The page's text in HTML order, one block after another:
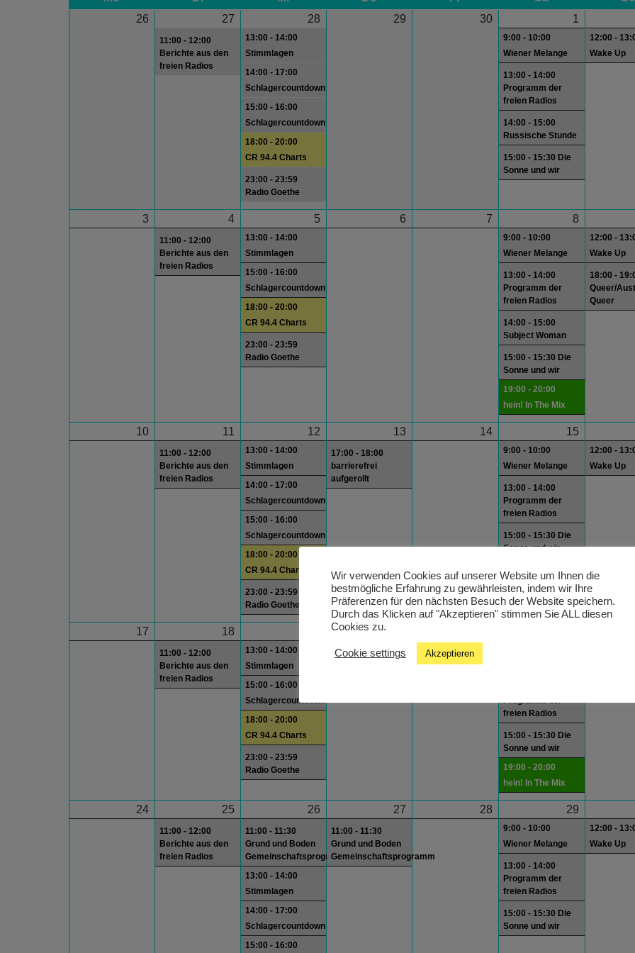
26
27
11:00 - 12:00
Berichte aus den
freien Radios
28
13:00 - 14:00
Stimmlagen
14:00 - 17:00
Schlagercountdown
15:00 - 16:00
Schlagercountdown
18:00 - 20:00
CR 94.4 Charts
23:00 - 23:59
Radio Goethe
29 30 1
9:00 - 10:00
Wiener Melange
13:00 - 14:00
Programm der
freien Radios
14:00 - 15:00
Russische Stunde
15:00 - 15:30 Die
Sonne und wir
12:00 -
Wake Up
3 4
11:00 - 12:00
Berichte aus den
freien Radios
5
13:00 - 14:00
Stimmlagen
15:00 - 16:00
Schlagercountdown
18:00 - 20:00
CR 94.4 Charts
23:00 - 23:59
Radio Goethe
6 7 8
9:00 - 10:00
Wiener Melange
13:00 - 14:00
Programm der
freien Radios
14:00 - 15:00
Subject Woman
15:00 - 15:30 Die
Sonne und wir
19:00 - 20:00
hein! In The Mix
12:00 -
Wake Up
18:00 -
Queer/
Queer
10 11
11:00 - 12:00
Berichte aus den
freien Radios
12
13:00 - 14:00
Stimmlagen
14:00 - 17:00
Schlagercountdown
15:00 - 16:00
Schlagercountdown
18:00 - 20:00
CR 94.4 Charts
23:00 - 23:59
Radio Goethe
13
17:00 - 18:00
barrierefrei
aufgerollt
14 15
9:00 - 10:00
Wiener Melange
13:00 - 14:00
Programm der
freien Radios
15:00 - 15:30 Die
Sonne und wir
12:00 -
Wake Up
17 18
11:00 - 12:00
Berichte aus den
freien Radios
13:00 - 14:00
Stimmlagen
15:00 - 16:00
Schlagercountdown
18:00 - 20:00
CR 94.4 Charts
23:00 - 23:59
Radio Goethe
Programm der
freien Radios
15:00 - 15:30 Die
Sonne und wir
19:00 - 20:00
hein! In The Mix
24 25
11:00 - 12:00
Berichte aus den
freien Radios
26
11:00 - 11:30
Grund und Boden
Gemeinschaftsprogramm
13:00 - 14:00
Stimmlagen
14:00 - 17:00
Schlagercountdown
15:00 - 16:00
27
11:00 - 11:30
Grund und Boden
Gemeinschaftsprogramm
28 29
9:00 - 10:00
Wiener Melange
13:00 - 14:00
Programm der
freien Radios
15:00 - 15:30 Die
Sonne und wir
12:00 -
Wake Up
Wir verwenden Cookies auf unserer Website um Ihnen die
bestmögliche Erfahrung zu gewährleisten, indem wir Ihre
Präferenzen für den nächsten Besuch der Website speichern.
Durch das Klicken auf "Akzeptieren" stimmen Sie ALL diesen
Cookies zu.
Cookie settings Akzeptieren